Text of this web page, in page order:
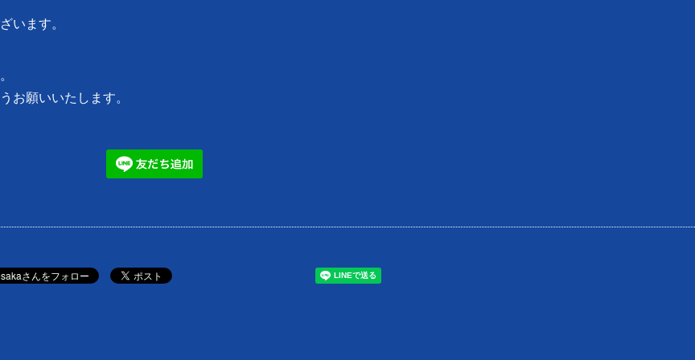
います。
お願いいたします。